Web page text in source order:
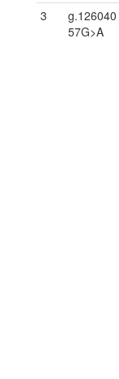
3
g.126040
57G>A